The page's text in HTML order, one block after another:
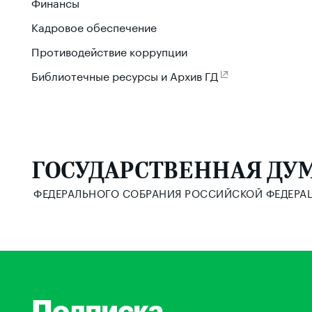
Кадровое обеспечение
Противодействие коррупции
Библиотечные ресурсы и Архив ГД
ГОСУДАРСТВЕННАЯ
ФЕДЕРАЛЬНОГО СОБРАНИЯ РОССИЙСКОЙ